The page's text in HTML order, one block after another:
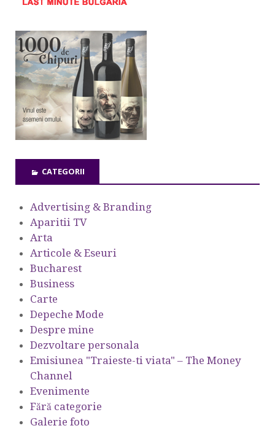
CATEGORII
Advertising & Branding
Aparitii TV
Arta
Articole & Eseuri
Bucharest
Business
Carte
Depeche Mode
Despre mine
Dezvoltare personala
Emisiunea "Traieste-ti viata" – The Money
Channel
Evenimente
Fără categorie
Galerie foto